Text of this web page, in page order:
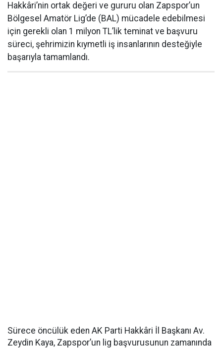
Hakkâri’nin ortak değeri ve gururu olan Zapspor’un
Bölgesel Amatör Lig’de (BAL) mücadele edebilmesi
için gerekli olan 1 milyon TL’lik teminat ve başvuru
süreci, şehrimizin kıymetli iş insanlarının desteğiyle
başarıyla tamamlandı.
Sürece öncülük eden AK Parti Hakkâri İl Başkanı Av.
Zeydin Kaya, Zapspor’un lig başvurusunun zamanında